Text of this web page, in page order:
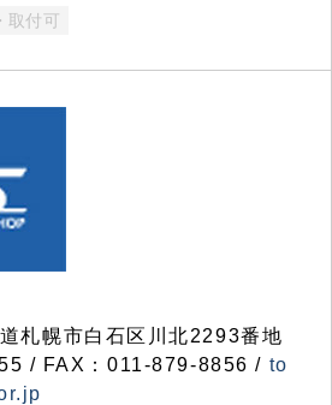
取付可
札幌市白石区川北2293番地
/ FAX：011-879-8856 / to